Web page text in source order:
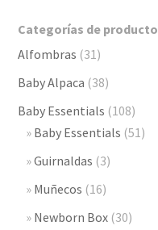
Categorías de producto
Alfombras (31)
Baby Alpaca (38)
Baby Essentials (108)
Baby Essentials (51)
Guirnaldas (3)
Muñecos (16)
Newborn Box (30)